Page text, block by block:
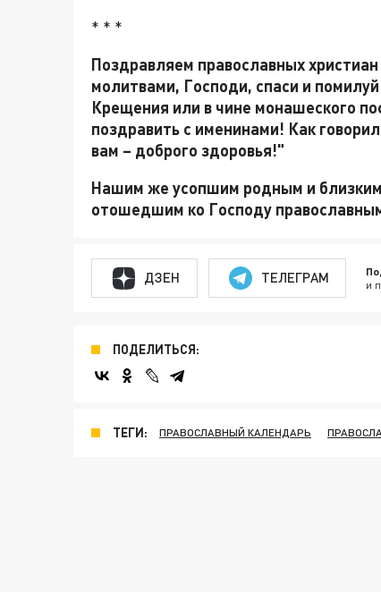
* * *
Поздравляем православных
молитвами, Господи, спаси и
Крещения или в чине монашеского
поздравить с именинами! Как
вам – доброго здоровья!"
Нашим же усопшим родным и
отошедшим ко Господу
ДЗЕН ТЕЛЕГРАМ и
ПОДЕЛИТЬСЯ:
ТЕГИ: ПРАВОСЛАВНЫЙ КАЛЕНДАРЬ